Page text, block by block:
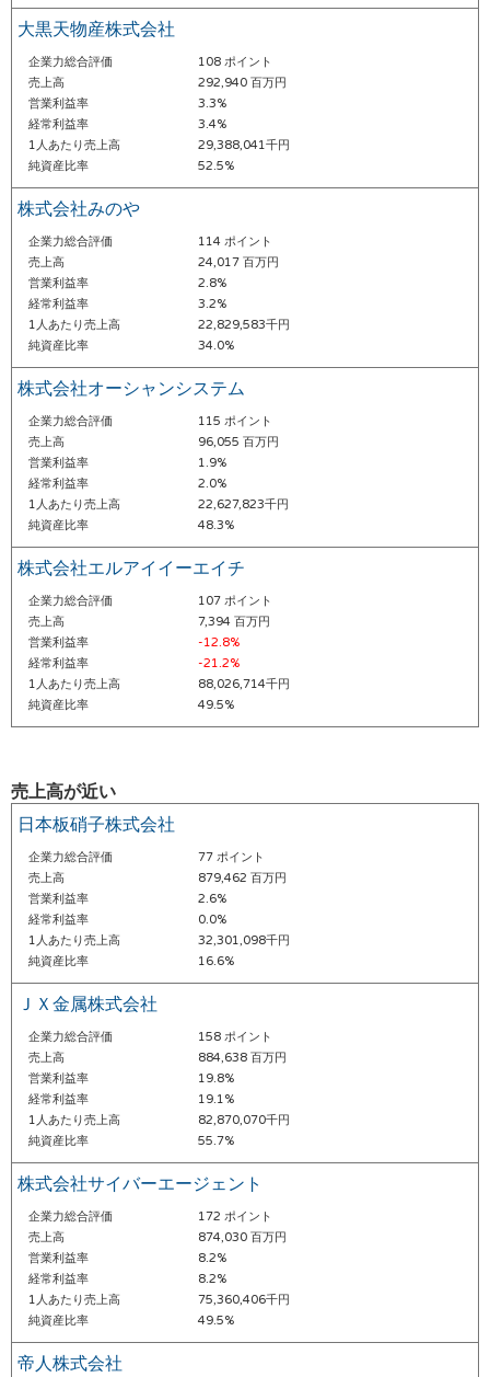
大黒天物産株式会社
企業力総合評価
108 ポイント
売上高
292,940 百万円
営業利益率
3.3%
経常利益率
3.4%
1人あたり売上高
29,388,041千円
純資産比率
52.5%
株式会社みのや
企業力総合評価
114 ポイント
売上高
24,017 百万円
営業利益率
2.8%
経常利益率
3.2%
1人あたり売上高
22,829,583千円
純資産比率
34.0%
株式会社オーシャンシステム
企業力総合評価
115 ポイント
売上高
96,055 百万円
営業利益率
1.9%
経常利益率
2.0%
1人あたり売上高
22,627,823千円
純資産比率
48.3%
株式会社エルアイイーエイチ
企業力総合評価
107 ポイント
売上高
7,394 百万円
営業利益率
-12.8%
経常利益率
-21.2%
1人あたり売上高
88,026,714千円
純資産比率
49.5%
売上高が近い
日本板硝子株式会社
企業力総合評価
77 ポイント
売上高
879,462 百万円
営業利益率
2.6%
経常利益率
0.0%
1人あたり売上高
32,301,098千円
純資産比率
16.6%
ＪＸ金属株式会社
企業力総合評価
158 ポイント
売上高
884,638 百万円
営業利益率
19.8%
経常利益率
19.1%
1人あたり売上高
82,870,070千円
純資産比率
55.7%
株式会社サイバーエージェント
企業力総合評価
172 ポイント
売上高
874,030 百万円
営業利益率
8.2%
経常利益率
8.2%
1人あたり売上高
75,360,406千円
純資産比率
49.5%
帝人株式会社